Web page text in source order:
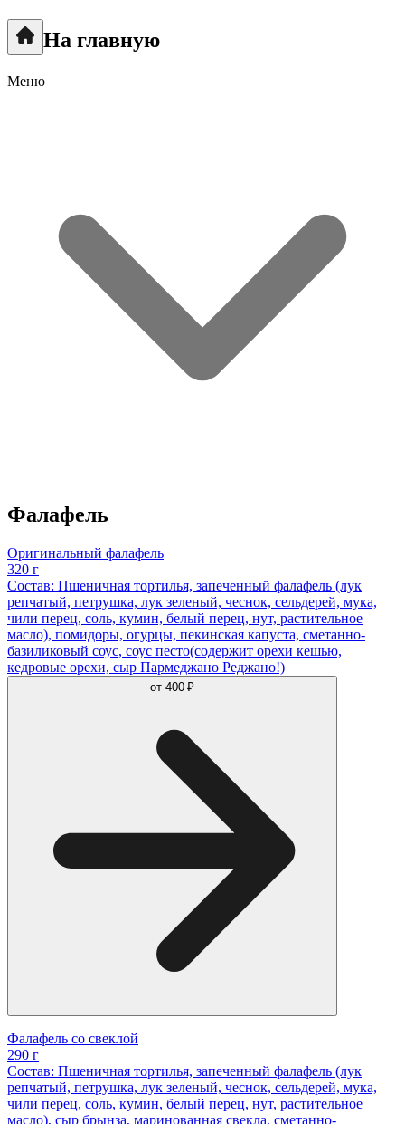
На главную
Меню
Фалафель
Оригинальный фалафель
320 г
Состав: Пшеничная тортилья, запеченный фалафель (лук
репчатый, петрушка, лук зеленый, чеснок, сельдерей, мука,
чили перец, соль, кумин, белый перец, нут, растительное
масло), помидоры, огурцы, пекинская капуста, сметанно-
базиликовый соус, соус песто(содержит орехи кешью,
кедровые орехи, сыр Пармеджано Реджано!)
от 400 ₽
Фалафель со свеклой
290 г
Состав: Пшеничная тортилья, запеченный фалафель (лук
репчатый, петрушка, лук зеленый, чеснок, сельдерей, мука,
чили перец, соль, кумин, белый перец, нут, растительное
масло), сыр брынза, маринованная свекла, сметанно-